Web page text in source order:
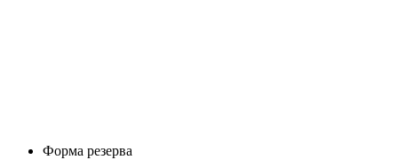
Форма резерва